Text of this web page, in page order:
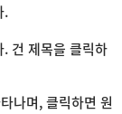
.
건 제목을 클릭하
나며, 클릭하면 원